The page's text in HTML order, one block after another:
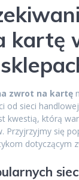
kartę
zwrot na kartę
od sieci
kwestią, którą
Przyjrzyjmy się
dotyczącym